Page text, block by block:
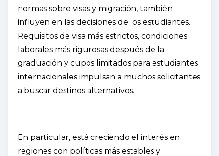
normas sobre visas y migración, también
influyen en las decisiones de los estudiantes.
Requisitos de visa más estrictos, condiciones
laborales más rigurosas después de la
graduación y cupos limitados para estudiantes
internacionales impulsan a muchos solicitantes
a buscar destinos alternativos.
En particular, está creciendo el interés en
regiones con políticas más estables y